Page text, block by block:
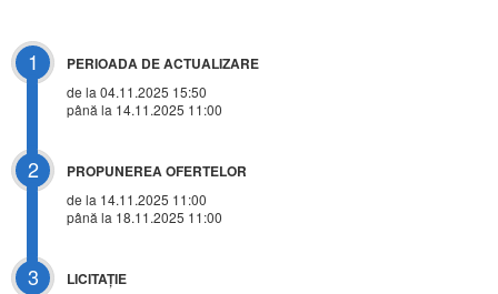
1 PERIOADA DE ACTUALIZARE
de la 04.11.2025 15:50
până la 14.11.2025 11:00
2 PROPUNEREA OFERTELOR
de la 14.11.2025 11:00
până la 18.11.2025 11:00
3 LICITAŢIE